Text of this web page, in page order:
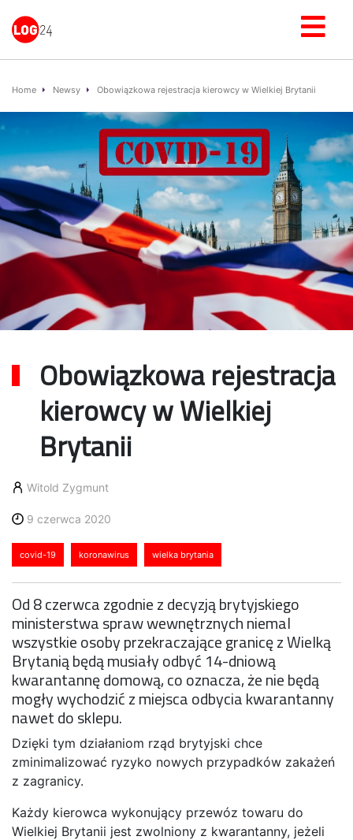
Home Newsy Obowiązkowa rejestracja kierowcy w Wielkiej Brytanii
Obowiązkowa rejestracja
kierowcy w Wielkiej
Brytanii
Witold Zygmunt
9 czerwca 2020
covid-19 koronawirus wielka brytania
Od 8 czerwca zgodnie z decyzją brytyjskiego
ministerstwa spraw wewnętrznych niemal
wszystkie osoby przekraczające granicę z Wielką
Brytanią będą musiały odbyć 14-dniową
kwarantannę domową, co oznacza, że nie będą
mogły wychodzić z miejsca odbycia kwarantanny
nawet do sklepu.
Dzięki tym działaniom rząd brytyjski chce
zminimalizować ryzyko nowych przypadków zakażeń
z zagranicy.
Każdy kierowca wykonujący przewóz towaru do
Wielkiej Brytanii jest zwolniony z kwarantanny, jeżeli